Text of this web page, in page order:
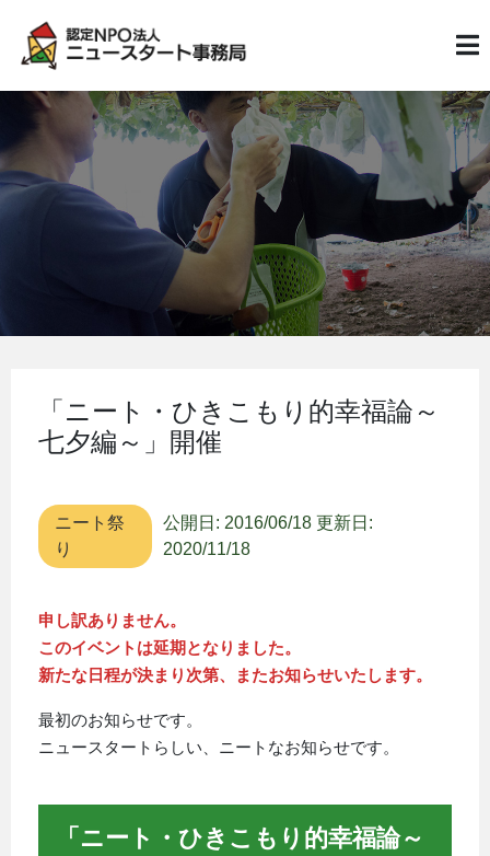
「ニート・ひきこもり的幸福論～
七夕編～」開催
ニート祭
り
公開日: 2016/06/18 更新日:
2020/11/18
申し訳ありません。
このイベントは延期となりました。
新たな日程が決まり次第、またお知らせいたします。
最初のお知らせです。
ニュースタートらしい、ニートなお知らせです。
「ニート・ひきこもり的幸福論～